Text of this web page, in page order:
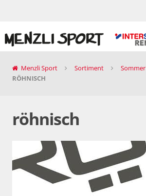
Menzli Sport Sortiment Sommer
RÖHNISCH
röhnisch